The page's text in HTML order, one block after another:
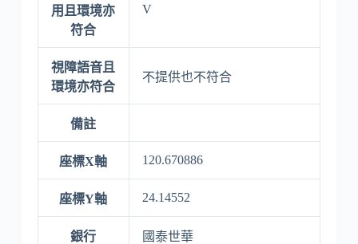
用且環境亦
符合
V
視障語音且
環境亦符合
不提供也不符合
備註
座標X軸 120.670886
座標Y軸 24.14552
銀行 國泰世華